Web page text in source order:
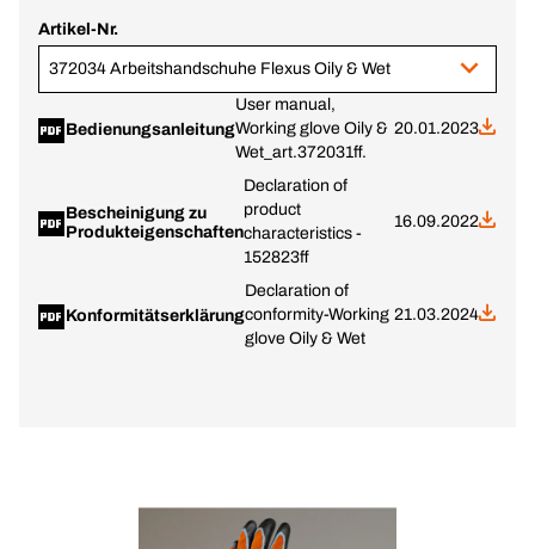
Artikel-Nr.
372034 Arbeitshandschuhe Flexus Oily & Wet
Bedienungsanleitung
User manual,
Working glove Oily &
Wet_art.372031ff.
20.01.2023
Bescheinigung zu
Produkteigenschaften
Declaration of
product
characteristics -
152823ff
16.09.2022
Konformitätserklärung
Declaration of
conformity-Working
glove Oily & Wet
21.03.2024